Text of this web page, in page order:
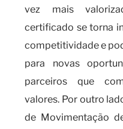
vez mais
certificado se torna
competitividade e
para novas
parceiros que
valores. Por outro
de Movimentação